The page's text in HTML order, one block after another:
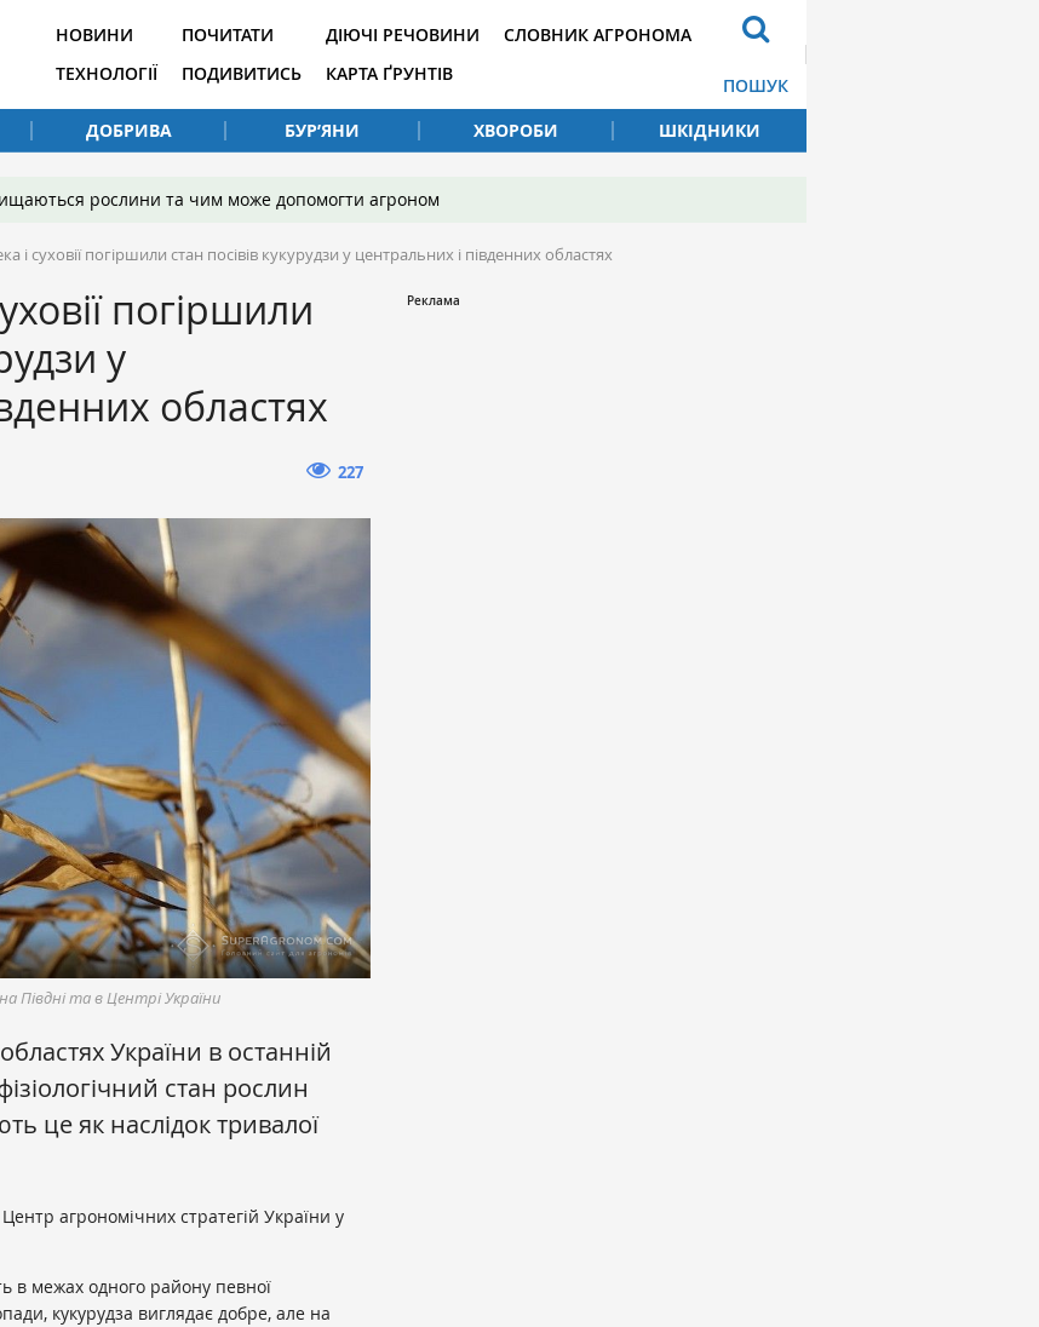
НОВИНИ
ТЕХНОЛОГІЇ
ПОЧИТАТИ
ПОДИВИТИСЬ
ДІЮЧІ РЕЧОВИНИ
КАРТА ҐРУНТІВ
СЛОВНИК АГРОНОМА
ПОШУК
ДОБРИВА БУР’ЯНИ ХВОРОБИ ШКІДНИКИ
рослини та чим може допомогти агроном
і суховії погіршили стан посівів кукурудзи у центральних і південних областях
погіршили
у
областях
227
Півдні та в Центрі України
України в останній
стан рослин
це як наслідок тривалої
агрономічних стратегій України у
в межах одного району певної
кукурудза виглядає добре, але на